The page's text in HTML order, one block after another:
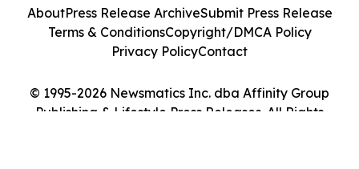
© 1995-2026 Newsmatics Inc. dba Affinity Group
Publishing & Lifestyle Press Releases. All Rights
AboutPress Release ArchiveSubmit Press Release
Terms & ConditionsCopyright/DMCA Policy
Privacy PolicyContact